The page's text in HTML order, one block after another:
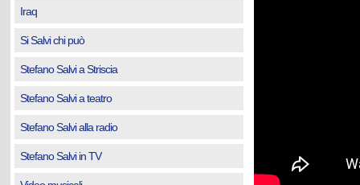
Iraq
Si Salvi chi può
Stefano Salvi a Striscia
Stefano Salvi a teatro
Stefano Salvi alla radio
Stefano Salvi in TV